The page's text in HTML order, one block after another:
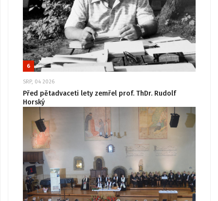
6
SRP, 04 2026
Před pětadvaceti lety zemřel prof. ThDr. Rudolf
Horský